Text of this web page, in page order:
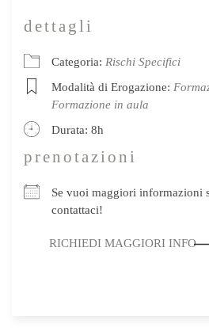
dettagli
Categoria: Rischi Specifici
Modalità di Erogazione:
Formazione in aula
Durata: 8h
prenotazioni
Se vuoi maggiori informazioni
contattaci!
RICHIEDI MAGGIORI INFO